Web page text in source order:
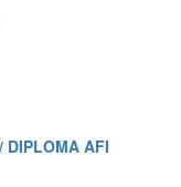
DIPLOMA AFI